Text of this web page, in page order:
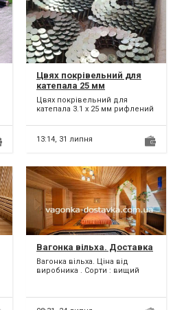
Цвях покрівельний для
катепала 25 мм
Цвях покрівельний для
катепала 3.1 х 25 мм рифлений
комплектуючі для бітумної...
13:14, 31 липня
Вагонка вільха. Доставка
Вагонка вільха. Ціна від
виробника . Сорти : вищий